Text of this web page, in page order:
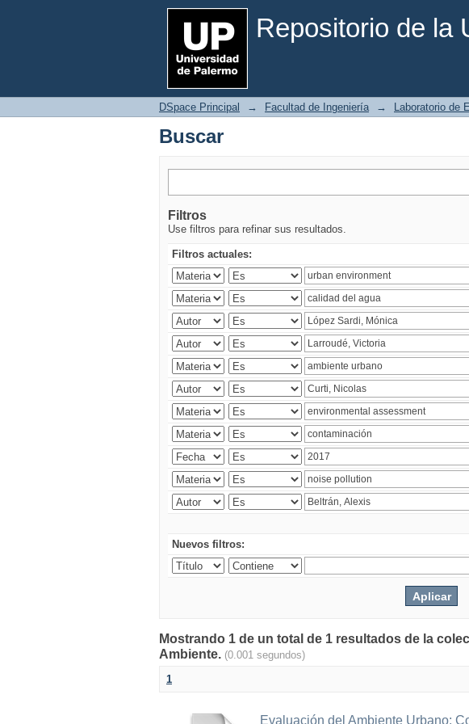
Repositorio de la
Buscar
DSpace Principal → Facultad de Ingeniería → Laboratorio de
Buscar
Filtros
Use filtros para refinar sus resultados.
Filtros actuales:
Nuevos filtros:
Mostrando 1 de un total de 1 resultados de la
Ambiente. (0.001 segundos)
1
Evaluación del Ambiente Urbano: